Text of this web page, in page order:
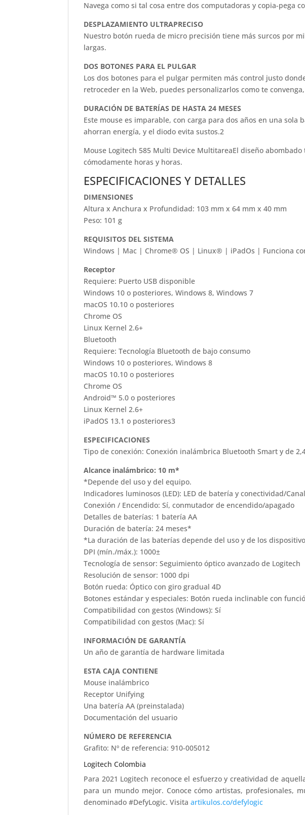
Navega como si tal cosa entre dos computadoras y copia-pega
DESPLAZAMIENTO ULTRAPRECISO
Nuestro botón rueda de micro precisión tiene más surcos por
largas.
DOS BOTONES PARA EL PULGAR
Los dos botones para el pulgar permiten más control justo
retroceder en la Web, puedes personalizarlos como te
DURACIÓN DE BATERÍAS DE HASTA 24 MESES
Este mouse es imparable, con carga para dos años en una
ahorran energía, y el diodo evita sustos.2
Mouse Logitech 585 Multi Device MultitareaEl diseño
cómodamente horas y horas.
ESPECIFICACIONES Y DETALLES
DIMENSIONES
Altura x Anchura x Profundidad: 103 mm x 64 mm x 40 mm
Peso: 101 g
REQUISITOS DEL SISTEMA
Windows | Mac | Chrome® OS | Linux® | iPadOs | Funciona
Receptor
Requiere: Puerto USB disponible
Windows 10 o posteriores, Windows 8, Windows 7
macOS 10.10 o posteriores
Chrome OS
Linux Kernel 2.6+
Bluetooth
Requiere: Tecnología Bluetooth de bajo consumo
Windows 10 o posteriores, Windows 8
macOS 10.10 o posteriores
Chrome OS
Android™ 5.0 o posteriores
Linux Kernel 2.6+
iPadOS 13.1 o posteriores3
ESPECIFICACIONES
Tipo de conexión: Conexión inalámbrica Bluetooth Smart y de
Alcance inalámbrico: 10 m*
*Depende del uso y del equipo.
Indicadores luminosos (LED): LED de batería y conectividad/Canal
Conexión / Encendido: Sí, conmutador de encendido/apagado
Detalles de baterías: 1 batería AA
Duración de batería: 24 meses*
*La duración de las baterías depende del uso y de los
DPI (mín./máx.): 1000±
Tecnología de sensor: Seguimiento óptico avanzado de Logitech
Resolución de sensor: 1000 dpi
Botón rueda: Óptico con giro gradual 4D
Botones estándar y especiales: Botón rueda inclinable con
Compatibilidad con gestos (Windows): Sí
Compatibilidad con gestos (Mac): Sí
INFORMACIÓN DE GARANTÍA
Un año de garantía de hardware limitada
ESTA CAJA CONTIENE
Mouse inalámbrico
Receptor Unifying
Una batería AA (preinstalada)
Documentación del usuario
NÚMERO DE REFERENCIA
Grafito: Nº de referencia: 910-005012
Logitech Colombia
Para 2021 Logitech reconoce el esfuerzo y creatividad de
para un mundo mejor. Conoce cómo artistas, profesionales,
denominado #DefyLogic. Visitaartikulos.co/defylogic